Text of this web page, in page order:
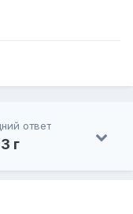
ответ
г